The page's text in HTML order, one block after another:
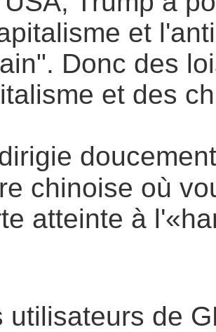
et
Donc des
et des
chinoise où
atteinte à
utilisateurs de